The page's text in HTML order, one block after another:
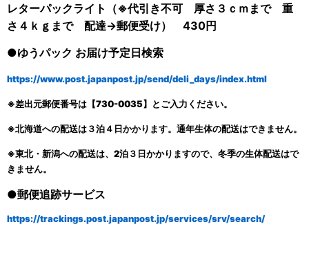
レターパックライト（※代引き不可 厚さ３ｃｍまで 重
さ４ｋｇまで 配達→郵便受け） 430円
●ゆうパック お届け予定日検索
https://www.post.japanpost.jp/send/deli_days/index.html
※差出元郵便番号は【730-0035】とご入力ください。
※北海道への配送は３泊４日かかります。通年生体の配送はできません。
※東北・新潟への配送は、2泊３日かかり ますので、冬季の生体配送はで
きません。
●郵便追跡サービス
https://trackings.post.japanpost.jp/services/srv/search/